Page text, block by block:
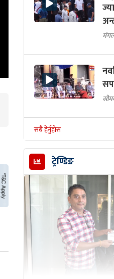
सबै हेर्नुहोस
ट्रेण्डिङ